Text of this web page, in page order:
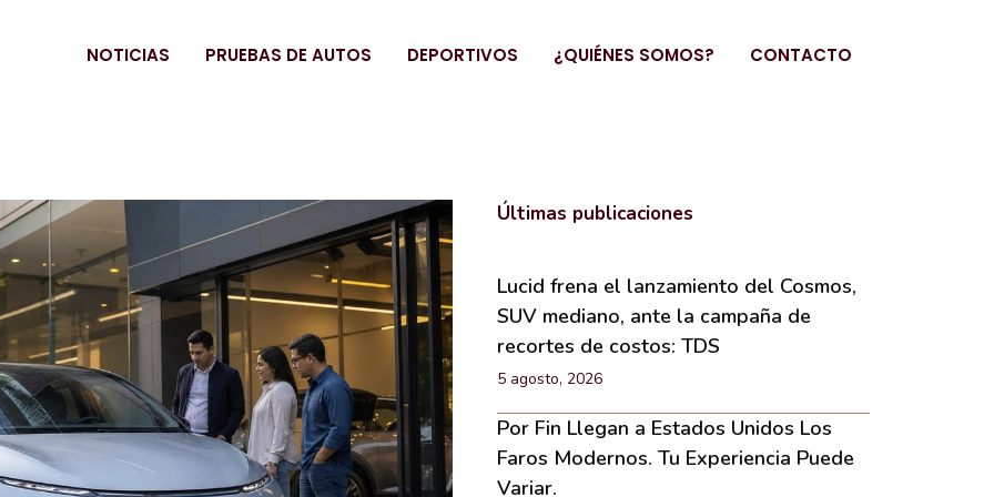
NOTICIAS PRUEBAS DE AUTOS DEPORTIVOS ¿QUIÉNES SOMOS? CONTACTO
Últimas publicaciones
Lucid frena el lanzamiento del Cosmos,
SUV mediano, ante la campaña de
recortes de costos: TDS
5 agosto, 2026
Por Fin Llegan a Estados Unidos Los
Faros Modernos. Tu Experiencia Puede
Variar.